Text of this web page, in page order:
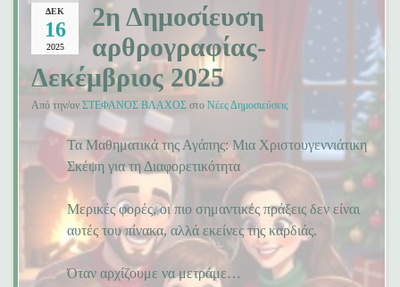
ΔΕΚ
16
2025
2η Δημοσίευση
αρθρογραφίας-
Δεκέμβριος 2025
Από την/ον ΣΤΕΦΑΝΟΣ ΒΛΑΧΟΣ στο Νέες Δημοσιεύσεις
Τα Μαθηματικά της Αγάπης: Μια Χριστουγεννιάτικη
Σκέψη για τη Διαφορετικότητα
Μερικές φορές, οι πιο σημαντικές πράξεις δεν είναι
αυτές του πίνακα, αλλά εκείνες της καρδιάς.
Όταν αρχίζουμε να μετράμε…